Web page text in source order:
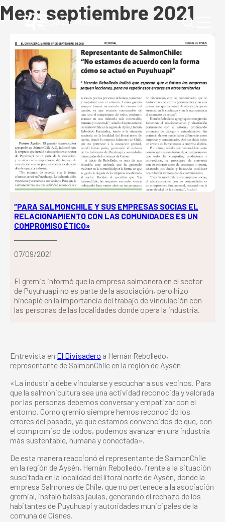
Mes: septiembre 2021
“PARA SALMONCHILE Y SUS EMPRESAS SOCIAS EL
RELACIONAMIENTO CON LAS COMUNIDADES ES UN
COMPROMISO ÉTICO»
07/09/2021
El gremio informó que la empresa salmonera en el sector
de Puyuhuapi no es parte de la asociación, pero hizo
hincapié en la importancia del trabajo de vinculación con
las personas de las localidades donde opera la industria.
Entrevista en El Divisadero a Hernán Rebolledo,
representante de SalmonChile en la región de Aysén
«La industria debe vincularse y escuchar a sus vecinos. Para
que la salmonicultura sea una actividad reconocida y valorada
por las personas debemos conversar y empatizar con el
entorno. Como gremio siempre hemos reconocido los
errores del pasado, ya que estamos convencidos de que, con
el compromiso de todos, podemos avanzar en una industria
más sustentable, humana y conectada».
De esta manera reaccionó el representante de SalmonChile
en la región de Aysén, Hernán Rebolledo, frente a la situación
suscitada en la localidad del litoral norte de Aysén, donde la
empresa Salmones de Chile, que no pertenece a la asociación
gremial, instaló balsas jaulas, generando el rechazo de los
habitantes de Puyuhuapi y autoridades municipales de la
comuna de Cisnes.